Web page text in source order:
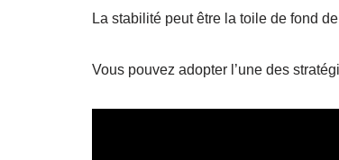
La stabilité peut être la toile de fond
Vous pouvez adopter l’une des